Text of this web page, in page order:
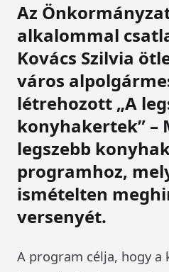
Az
alkalommal
Kovács Szilvia
város
létrehozott „A
konyhakertek” –
legszebb
programhoz,
ismételten
versenyét.
A program célja, hogy a